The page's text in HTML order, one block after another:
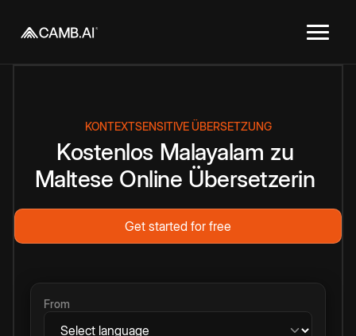
KONTEXTSENSITIVE ÜBERSETZUNG
Kostenlos Malayalam zu
Maltese Online Übersetzerin
Get started for free
From